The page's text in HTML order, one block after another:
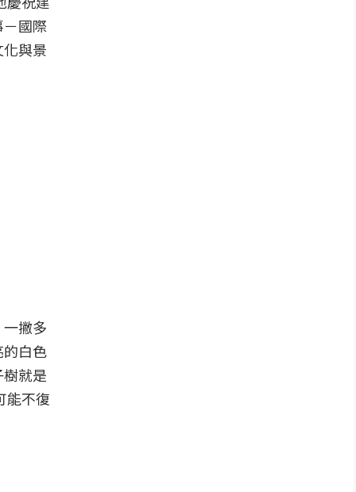
國際
與景
撇多
白色
就是
能不復